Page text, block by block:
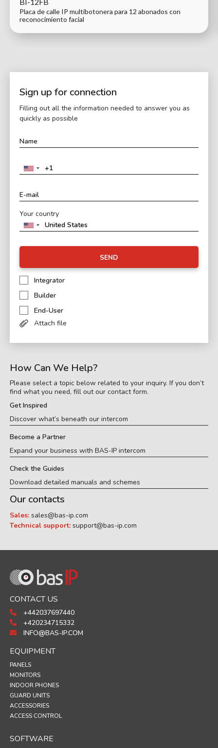
BI-12FB
Placa de calle IP multibotonera para 12 abonados con
reconocimiento facial
Sign up for connection
Filling out all the information needed to answer you as
quickly as possible
Your country
SEND
Integrator
Builder
End-User
Attach file
How Can We Help?
Please select a topic below related to your inquiry. If you don’t
find what you need, fill out our contact form.
Get Inspired
Discover what’s beneath our intercom
Become a Partner
Expand your business with BAS-IP intercom
Check the Guides
Download detailed manuals and schemes
Our contacts
Sales: sales@bas-ip.com
Technical support: support@bas-ip.com
CONTACT US
+442037697440
+420234715332
INFO@BAS-IP.COM
EQUIPMENT
PANELS
MONITORS
INDOOR PHONES
GUARD UNITS
ACCESSORIES
ACCESS CONTROL
SOFTWARE